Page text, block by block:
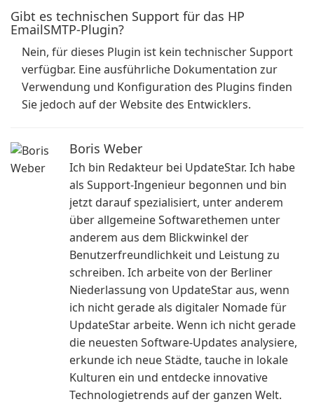
Gibt es technischen Support für das HP
EmailSMTP-Plugin?
Nein, für dieses Plugin ist kein technischer Support
verfügbar. Eine ausführliche Dokumentation zur
Verwendung und Konfiguration des Plugins finden
Sie jedoch auf der Website des Entwicklers.
Boris Weber
Ich bin Redakteur bei UpdateStar. Ich habe
als Support-Ingenieur begonnen und bin
jetzt darauf spezialisiert, unter anderem
über allgemeine Softwarethemen unter
anderem aus dem Blickwinkel der
Benutzerfreundlichkeit und Leistung zu
schreiben. Ich arbeite von der Berliner
Niederlassung von UpdateStar aus, wenn
ich nicht gerade als digitaler Nomade für
UpdateStar arbeite. Wenn ich nicht gerade
die neuesten Software-Updates analysiere,
erkunde ich neue Städte, tauche in lokale
Kulturen ein und entdecke innovative
Technologietrends auf der ganzen Welt.